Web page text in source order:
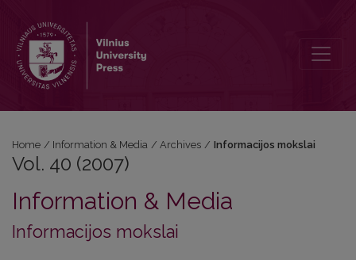
Home / Information & Media / Archives / Informacijos mokslai
Vol. 40 (2007)
Information & Media
Informacijos mokslai